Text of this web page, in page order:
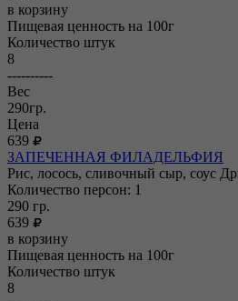
в корзину
Пищевая ценность на 100г
Количество штук
8
----------
Вес
290гр.
Цена
639
ЗАПЕЧЕННАЯ ФИЛАДЕЛЬФИЯ
Рис, лосось, сливочный сыр, соус
Количество персон: 1
290 гр.
639
в корзину
Пищевая ценность на 100г
Количество штук
8